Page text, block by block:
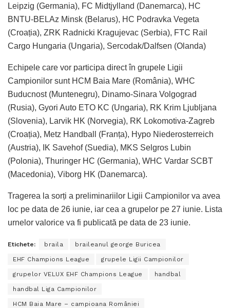
Leipzig (Germania), FC Midtjylland (Danemarca), HC
BNTU-BELAz Minsk (Belarus), HC Podravka Vegeta
(Croația), ZRK Radnicki Kragujevac (Serbia), FTC Rail
Cargo Hungaria (Ungaria), Sercodak/Dalfsen (Olanda)
Echipele care vor participa direct în grupele Ligii
Campionilor sunt HCM Baia Mare (România), WHC
Buducnost (Muntenegru), Dinamo-Sinara Volgograd
(Rusia), Gyori Auto ETO KC (Ungaria), RK Krim Ljubljana
(Slovenia), Larvik HK (Norvegia), RK Lokomotiva-Zagreb
(Croația), Metz Handball (Franța), Hypo Niederosterreich
(Austria), IK Savehof (Suedia), MKS Selgros Lubin
(Polonia), Thuringer HC (Germania), WHC Vardar SCBT
(Macedonia), Viborg HK (Danemarca).
Tragerea la sorți a preliminariilor Ligii Campionilor va avea
loc pe data de 26 iunie, iar cea a grupelor pe 27 iunie. Lista
urnelor valorice va fi publicată pe data de 23 iunie.
Etichete: braila braileanul george Buricea
EHF Champions League grupele Ligii Campionilor
grupelor VELUX EHF Champions League handbal
handbal Liga Campionilor
HCM Baia Mare – campioana României